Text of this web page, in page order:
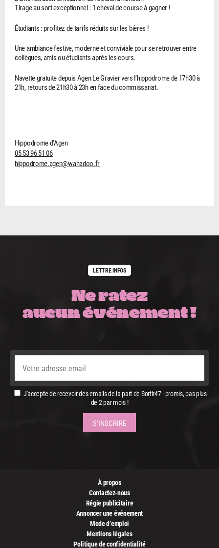
Tirage au sort exceptionnel : 1 cheval de course à gagner !
Étudiants : profitez de tarifs réduits sur les bières !
Une ambiance festive, moderne et conviviale pour se retrouver entre
collègues, amis ou étudiants après les cours.
Navette gratuite depuis Agen Le Gravier vers l’hippodrome de 17h30 à
21h, retours de 21h30 à 23h en face du commissariat.
Hippodrome d'Agen
05 53 96 51 06
hippodrome.agen@wanadoo.fr
LETTRE INFOS
Ne ratez
aucun événement !
J'accepte de recevoir des emails de la part de Sortir47 - promis, pas plus
de 2 par mois !
À propos
Contactez-nous
Régie publicitaire
Annoncer une événement
Mode d’emploi
Mentions légales
Politique de confidentialité